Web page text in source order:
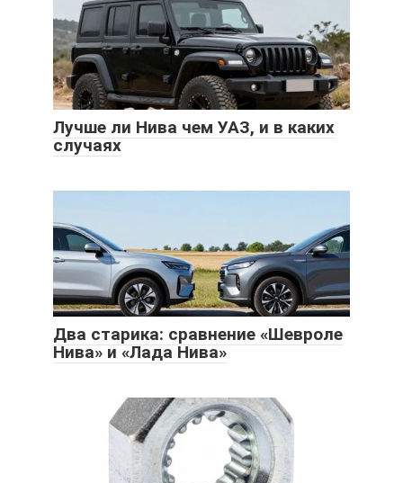
Лучше ли Нива чем УАЗ, и в каких
случаях
Два старика: сравнение «Шевроле
Нива» и «Лада Нива»